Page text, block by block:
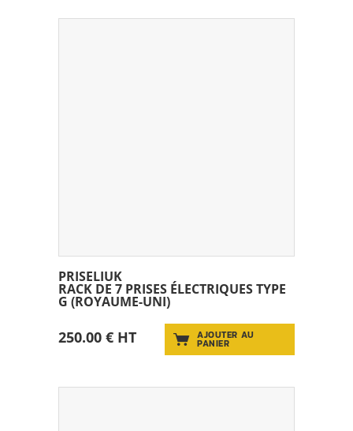
PRISELIUK
RACK DE 7 PRISES ÉLECTRIQUES TYPE
G (ROYAUME-UNI)
250.00 € HT AJOUTER AU
PANIER